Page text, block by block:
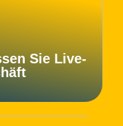
Sie Live-